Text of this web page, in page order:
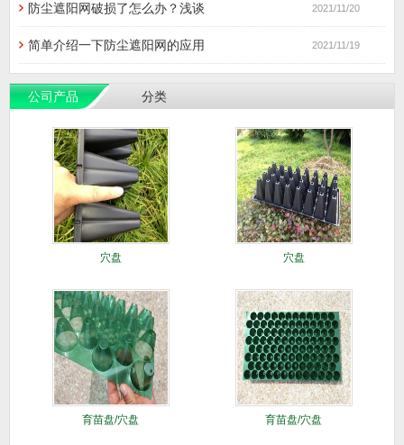
防尘遮阳网破损了怎么办？浅谈 2021/11/20
简单介绍一下防尘遮阳网的应用 2021/11/19
公司产品 分类
穴盘 穴盘
育苗盘/穴盘 育苗盘/穴盘